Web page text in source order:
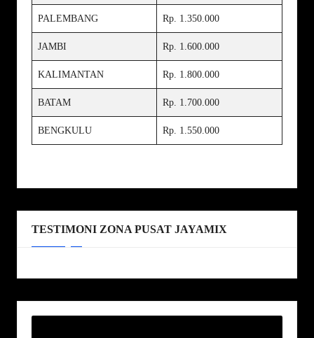
PALEMBANG Rp. 1.350.000
JAMBI Rp. 1.600.000
KALIMANTAN Rp. 1.800.000
BATAM Rp. 1.700.000
BENGKULU Rp. 1.550.000
TESTIMONI ZONA PUSAT JAYAMIX